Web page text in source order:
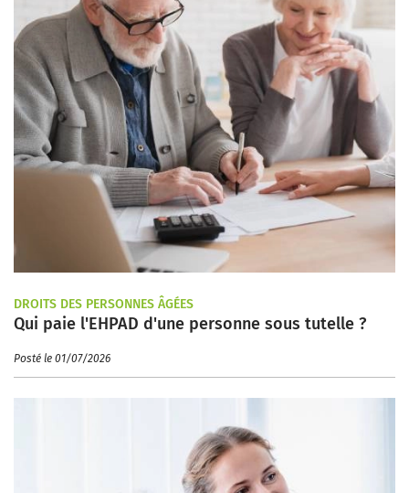
DROITS DES PERSONNES ÂGÉES
Qui paie l'EHPAD d'une personne sous tutelle ?
Posté le 01/07/2026